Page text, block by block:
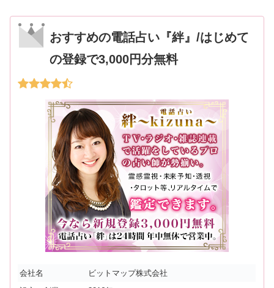
おすすめの電話占い『絆』/はじめて
の登録で3,000円分無料
会社名
ビットマップ株式会社